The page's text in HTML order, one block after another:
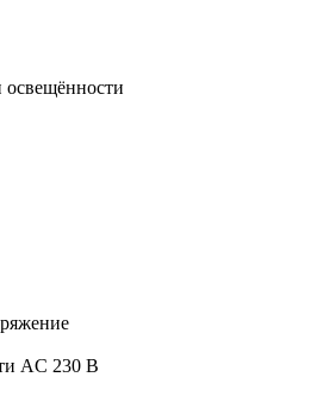
AC 230 В